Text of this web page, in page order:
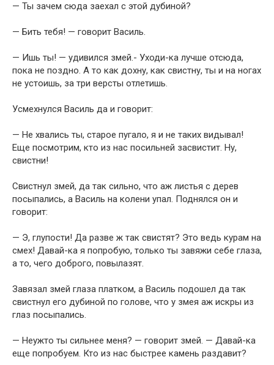
— Ты зачем сюда заехал с этой дубиной?
— Бить тебя! — говорит Василь.
— Ишь ты! — удивился змей.- Уходи-ка лучше отсюда,
пока не поздно. А то как дохну, как свистну, ты и на ногах
не устоишь, за три версты отлетишь.
Усмехнулся Василь да и говорит:
— Не хвались ты, старое пугало, я и не таких видывал!
Еще посмотрим, кто из нас посильней засвистит. Ну,
свистни!
Свистнул змей, да так сильно, что аж листья с дерев
посыпались, а Василь на колени упал. Поднялся он и
говорит:
— Э, глупости! Да разве ж так свистят? Это ведь курам на
смех! Давай-ка я попробую, только ты завяжи себе глаза,
а то, чего доброго, повылазят.
Завязал змей глаза платком, а Василь подошел да так
свистнул его дубиной по голове, что у змея аж искры из
глаз посыпались.
— Неужто ты сильнее меня? — говорит змей. — Давай-ка
еще попробуем. Кто из нас быстрее камень раздавит?